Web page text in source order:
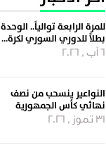
للمرة الرابعة توالياً.. الوحدة
بطلاً للدوري السوري لكرة…
6 آب , 2026
النواعير ينسحب من نصف
نهائي كأس الجمهورية
31 تموز , 2026